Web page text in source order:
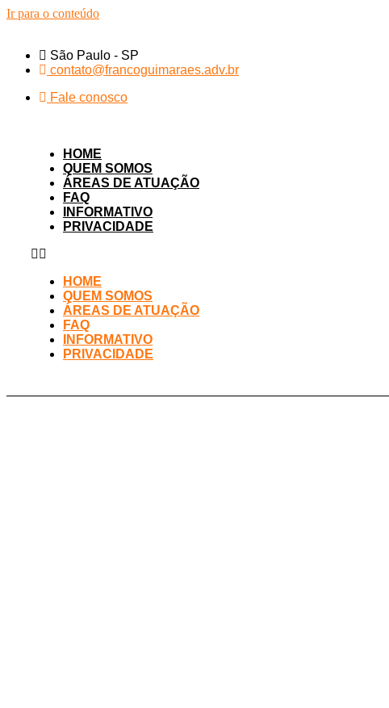
Ir para o conteúdo
São Paulo - SP
contato@francoguimaraes.adv.br
Fale conosco
HOME
QUEM SOMOS
ÁREAS DE ATUAÇÃO
FAQ
INFORMATIVO
PRIVACIDADE
HOME
QUEM SOMOS
ÁREAS DE ATUAÇÃO
FAQ
INFORMATIVO
PRIVACIDADE